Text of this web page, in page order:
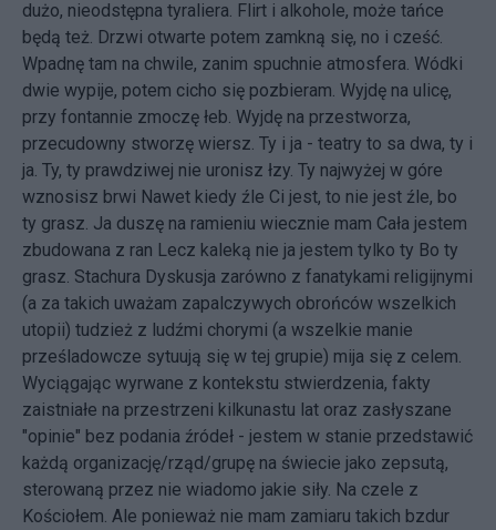
dużo, nieodstępna tyraliera. Flirt i alkohole, może tańce
będą też. Drzwi otwarte potem zamkną się, no i cześć.
Wpadnę tam na chwile, zanim spuchnie atmosfera. Wódki
dwie wypije, potem cicho się pozbieram. Wyjdę na ulicę,
przy fontannie zmoczę łeb. Wyjdę na przestworza,
przecudowny stworzę wiersz. Ty i ja - teatry to sa dwa, ty i
ja. Ty, ty prawdziwej nie uronisz łzy. Ty najwyżej w góre
wznosisz brwi Nawet kiedy źle Ci jest, to nie jest źle, bo
ty grasz. Ja duszę na ramieniu wiecznie mam Cała jestem
zbudowana z ran Lecz kaleką nie ja jestem tylko ty Bo ty
grasz. Stachura Dyskusja zarówno z fanatykami religijnymi
(a za takich uważam zapalczywych obrońców wszelkich
utopii) tudzież z ludźmi chorymi (a wszelkie manie
prześladowcze sytuują się w tej grupie) mija się z celem.
Wyciągając wyrwane z kontekstu stwierdzenia, fakty
zaistniałe na przestrzeni kilkunastu lat oraz zasłyszane
"opinie" bez podania źródeł - jestem w stanie przedstawić
każdą organizację/rząd/grupę na świecie jako zepsutą,
sterowaną przez nie wiadomo jakie siły. Na czele z
Kościołem. Ale ponieważ nie mam zamiaru takich bzdur